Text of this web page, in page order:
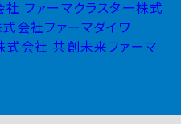
社 ファーマクラスター株式
式会社ファーマダイワ
式会社 共創未来ファーマ